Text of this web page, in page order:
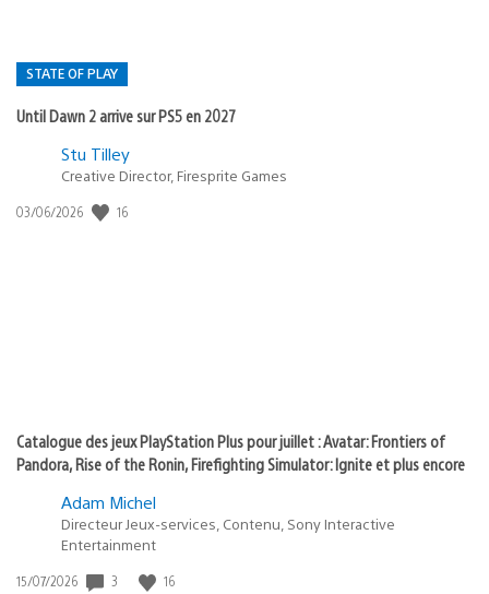
STATE OF PLAY
Until Dawn 2 arrive sur PS5 en 2027
Postée
:
Stu Tilley
Creative Director, Firesprite Games
Date
03/06/2026 16
Catalogue des jeux PlayStation Plus pour juillet : Avatar: Frontiers of
Pandora, Rise of the Ronin, Firefighting Simulator: Ignite et plus encore
Adam Michel
Directeur Jeux-services, Contenu, Sony Interactive
Entertainment
Date
15/07/2026 3 16